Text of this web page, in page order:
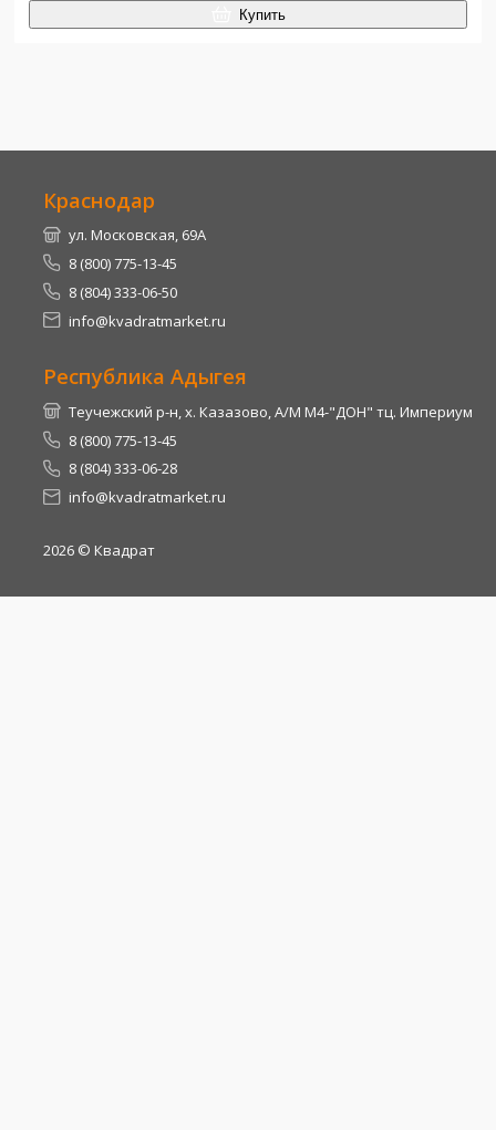
Купить
Краснодар
ул. Московская, 69А
8 (800) 775-13-45
8 (804) 333-06-50
info@kvadratmarket.ru
Республика Адыгея
Теучежский р-н, х. Казазово, А/М М4-"ДОН" тц. Империум
8 (800) 775-13-45
8 (804) 333-06-28
info@kvadratmarket.ru
2026 © Квадрат